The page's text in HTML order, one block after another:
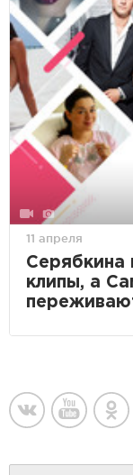
11 апреля
Серябкина
клипы, а